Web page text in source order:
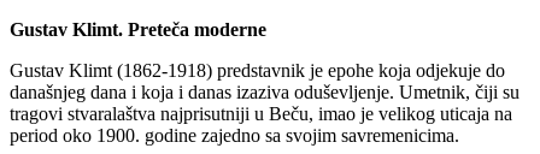
Gustav Klimt. Preteča moderne
Gustav Klimt (1862-1918) predstavnik je epohe koja odjekuje do
današnjeg dana i koja i danas izaziva oduševljenje. Umetnik, čiji su
tragovi stvaralaštva najprisutniji u Beču, imao je velikog uticaja na
period oko 1900. godine zajedno sa svojim savremenicima.